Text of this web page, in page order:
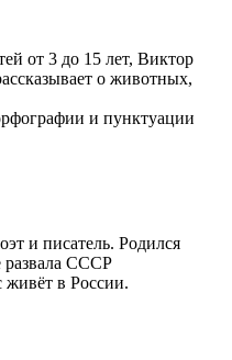
от 3 до 15 лет, Виктор
о животных,
и пунктуации
и писатель. Родился
развала СССР
в России.